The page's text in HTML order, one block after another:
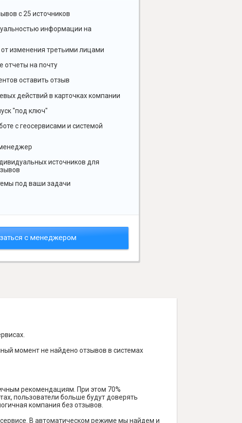
с 25 источников
информации на
изменения третьими лицами
отчеты на почту
оставить отзыв
действий в карточках компании
"под ключ"
с геосервисами и системой
источников для
под ваши задачи
с менеджером
момент не найдено отзывов в системах
рекомендациям. При этом 70%
пользователи больше будут доверять
компания без отзывов.
В автоматическом режиме мы найдем и